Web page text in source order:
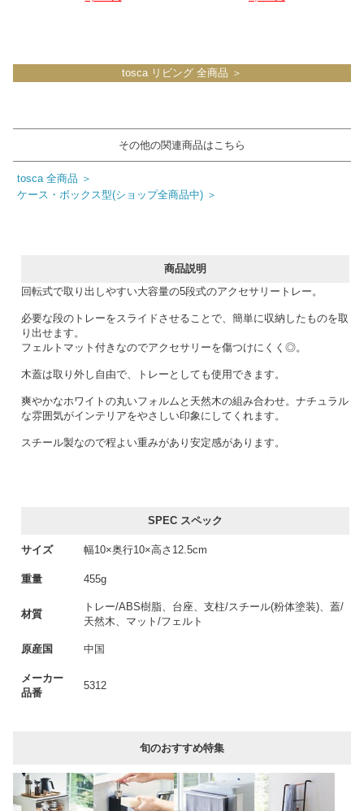
tosca リビング 全商品 ＞
その他の関連商品はこちら
tosca 全商品 ＞
ケース・ボックス型(ショップ全商品中) ＞
商品説明
回転式で取り出しやすい大容量の5段式のアクセサリートレー。
必要な段のトレーをスライドさせることで、簡単に収納したものを取
り出せます。
フェルトマット付きなのでアクセサリーを傷つけにくく◎。
木蓋は取り外し自由で、トレーとしても使用できます。
爽やかなホワイトの丸いフォルムと天然木の組み合わせ。ナチュラル
な雰囲気がインテリアをやさしい印象にしてくれます。
スチール製なので程よい重みがあり安定感があります。
SPEC スペック
サイズ 幅10×奥行10×高さ12.5cm
重量 455g
材質
トレー/ABS樹脂、台座、支柱/スチール(粉体塗装)、蓋/
天然木、マット/フェルト
原産国 中国
メーカー
品番
5312
旬のおすすめ特集